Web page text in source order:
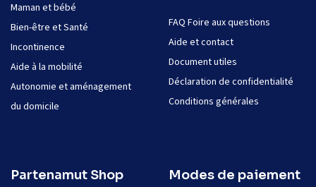
Maman et bébé
Bien-être et Santé
Incontinence
Aide à la mobilité
Autonomie et aménagement
du domicile
FAQ Foire aux questions
Aide et contact
Document utiles
Déclaration de confidentialité
Conditions générales
Partenamut Shop Modes de paiement